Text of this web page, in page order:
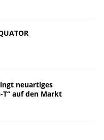
neuartiges
T“ auf den Markt